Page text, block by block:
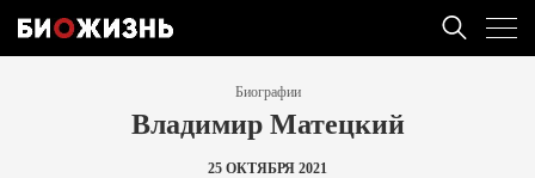
Биографии
Владимир Матецкий
25 ОКТЯБРЯ 2021